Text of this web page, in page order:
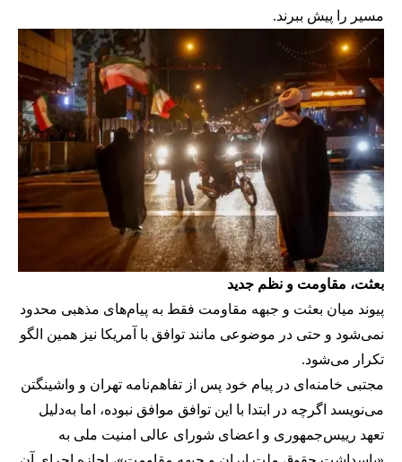
مسیر را پیش ببرند.
بعثت، مقاومت و نظم جدید
پیوند میان بعثت و جبهه مقاومت فقط به پیام‌های مذهبی محدود
نمی‌شود و حتی در موضوعی مانند توافق با آمریکا نیز همین الگو
تکرار می‌شود.
مجتبی خامنه‌ای در پیام خود پس از تفاهم‌نامه تهران و واشینگتن
می‌نویسد اگرچه در ابتدا با این توافق موافق نبوده، اما به‌دلیل
تعهد رییس‌جمهوری و اعضای شورای عالی امنیت ملی به